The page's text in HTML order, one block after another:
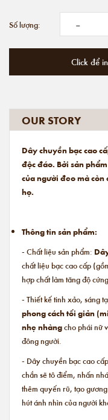
Số lượng: -
Click để
OUR STORY
Dây chuyền bạc cao
độc đáo. Bởi sản
của người đeo mà
họ.
Thông tin sản phẩm:
- Chất liệu sản phẩm:
chất liệu bạc cao cấp
hợp chất làm tăng độ
- Thiết kế tinh xảo, sáng
phong cách tối giản
nhẹ nhàngcho phái nữ
đông người.
- Dây chuyền bạc cao
chắn sẽ tô điểm, nhấn
thêm quyến rũ, tạo
hút ánh nhìn của người